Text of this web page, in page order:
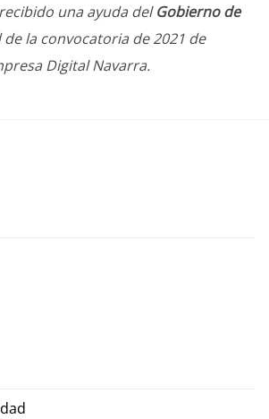
una ayuda delGobierno de
la convocatoria de 2021 de
Digital Navarra.